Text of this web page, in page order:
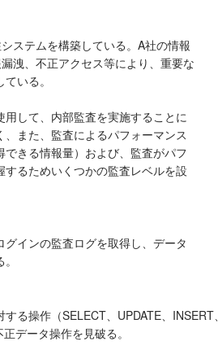
ステムを構築している。A社の情報
洩、不正アクセス等により、重要な
いる。
して、内部監査を実施することに
また、監査によるパフォーマンス
きる情報量）および、監査がパフ
るためいくつかの監査レベルを設
インの監査ログを取得し、データ
る操作（SELECT、UPDATE、INSERT、
データ操作を見破る。